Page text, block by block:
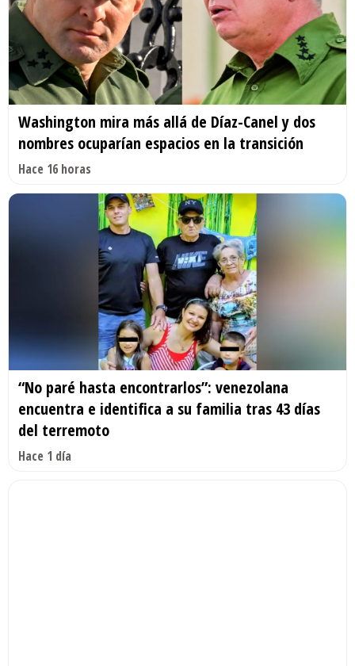
Washington mira más allá de Díaz-Canel y dos
nombres ocuparían espacios en la transición
Hace 16 horas
“No paré hasta encontrarlos”: venezolana
encuentra e identifica a su familia tras 43 días
del terremoto
Hace 1 día